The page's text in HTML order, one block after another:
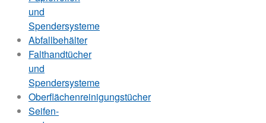
und
Spendersysteme
Abfallbehälter
Falthandtücher
und
Spendersysteme
Oberflächenreinigungstücher
Seifen-